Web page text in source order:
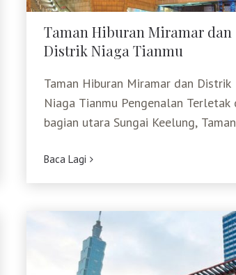
Taman Hiburan Miramar dan
Distrik Niaga Tianmu
Taman Hiburan Miramar dan Distrik
Niaga Tianmu Pengenalan Terletak di
bagian utara Sungai Keelung, Taman
Entertainment Park)
Baca Lagi